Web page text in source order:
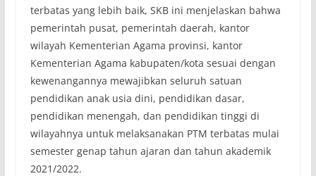
terbatas yang lebih baik, SKB ini menjelaskan bahwa
pemerintah pusat, pemerintah daerah, kantor
wilayah Kementerian Agama provinsi, kantor
Kementerian Agama kabupaten/kota sesuai dengan
kewenangannya mewajibkan seluruh satuan
pendidikan anak usia dini, pendidikan dasar,
pendidikan menengah, dan pendidikan tinggi di
wilayahnya untuk melaksanakan PTM terbatas mulai
semester genap tahun ajaran dan tahun akademik
2021/2022.